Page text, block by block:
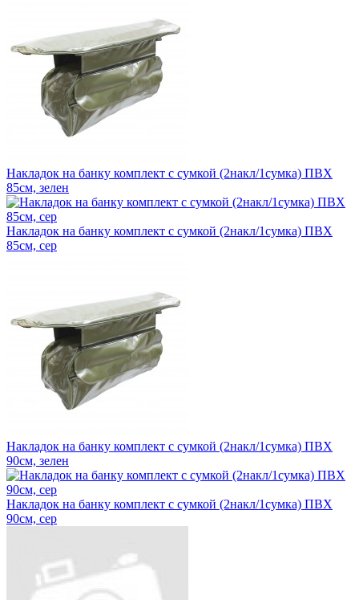
Накладок на банку комплект с сумкой (2накл/1сумка) ПВХ
85см, зелен
Накладок на банку комплект с сумкой (2накл/1сумка) ПВХ
85см, сер
Накладок на банку комплект с сумкой (2накл/1сумка) ПВХ
90см, зелен
Накладок на банку комплект с сумкой (2накл/1сумка) ПВХ
90см, сер